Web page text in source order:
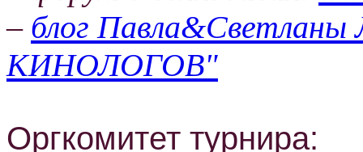
– блог
КИНОЛОГОВ"
Оргкомитет турнира: